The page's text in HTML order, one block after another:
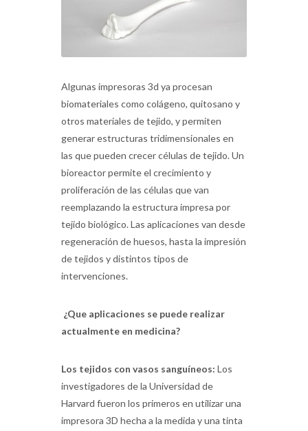
Algunas impresoras 3d ya procesan
biomateriales como colágeno, quitosano y
otros materiales de tejido, y permiten
generar estructuras tridimensionales en
las que pueden crecer células de tejido. Un
bioreactor permite el crecimiento y
proliferación de las células que van
reemplazando la estructura impresa por
tejido biológico. Las aplicaciones van desde
regeneración de huesos, hasta la impresión
de tejidos y distintos tipos de
intervenciones.
¿Que aplicaciones se puede realizar
actualmente en medicina?
Los tejidos con vasos sanguíneos: Los
investigadores de la Universidad de
Harvard fueron los primeros en utilizar una
impresora 3D hecha a la medida y una tinta